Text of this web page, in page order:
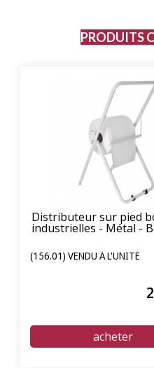
PRODUITS
Distributeur sur pied
industrielles - Métal -
(156.01) VENDU À L'UNITÉ